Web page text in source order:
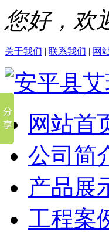
您好，欢
关于我们 | 联系我们 | 网
网站首
公司简
产品展
工程案